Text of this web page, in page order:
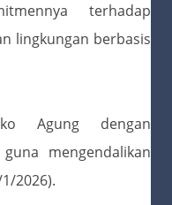
terhadap
lingkungan berbasis
Agung dengan
mengendalikan
2026).